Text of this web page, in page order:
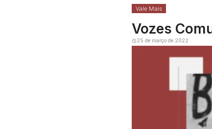
Vale Mais
Vozes
25 de março de 2022